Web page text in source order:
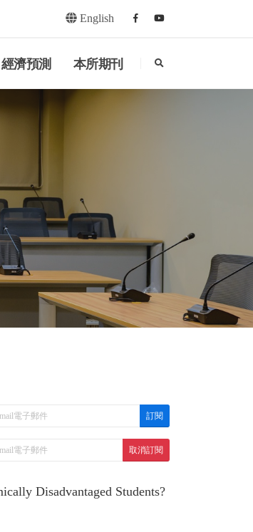
English Facebookyoutube
經濟預測 本所期刊 search
Disadvantaged Students?